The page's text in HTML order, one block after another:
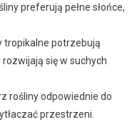
preferują pełne słońce,
tropikalne potrzebują
się w suchych
rośliny odpowiednie do
przestrzeni.